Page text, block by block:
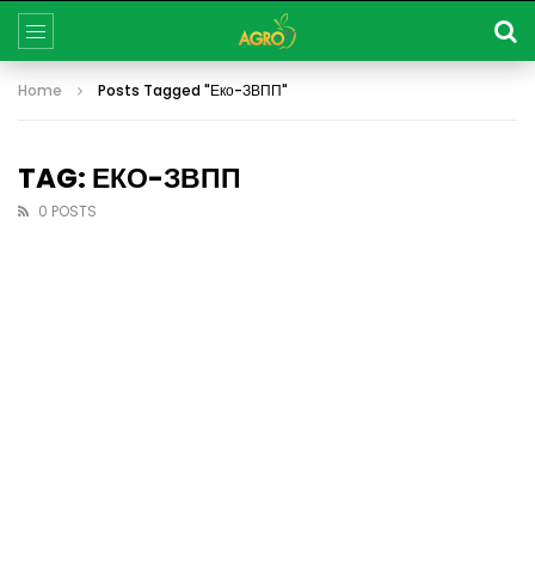
Home Posts Tagged "Еко-ЗВПП"
TAG: ЕКО-ЗВПП
0 POSTS